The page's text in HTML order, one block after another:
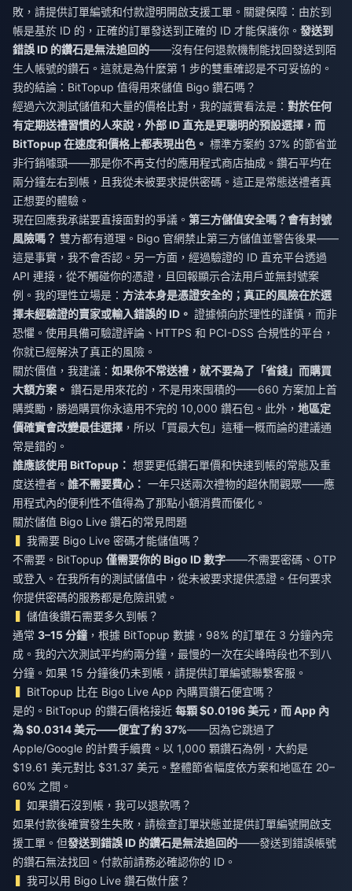
敗，請提供訂單編號和付款證明開啟支援工單。關鍵保障：由於到
帳是基於 ID 的，正確的訂單發送到正確的 ID 才能保護你。 發送到
錯誤 ID 的鑽石是無法追回的——沒有任何退款機制能找回發送到陌
生人帳號的鑽石。這就是為什麼第 1 步的雙重確認是不可妥協的。
我的結論：BitTopup 值得用來儲值 Bigo 鑽石嗎？
經過六次測試儲值和大量的價格比對，我的誠實看法是： 對於任何
有定期送禮習慣的人來說，外部 ID 直充是更聰明的預設選擇，而
BitTopup 在速度和價格上都表現出色。 標準方案約 37% 的節省並
非行銷噱頭——那是你不再支付的應用程式商店抽成。鑽石平均在
兩分鐘左右到帳，且我從未被要求提供密碼。這正是常態送禮者真
正想要的體驗。
現在回應我承諾要直接面對的爭議。 第三方儲值安全嗎？會有封號
風險嗎？ 雙方都有道理。Bigo 官網禁止第三方儲值並警告後果——
這是事實，我不會否認。另一方面，經過驗證的 ID 直充平台透過
API 連接，從不觸碰你的憑證，且回報顯示合法用戶並無封號案
例。我的理性立場是： 方法本身是憑證安全的；真正的風險在於選
擇未經驗證的賣家或輸入錯誤的 ID。 證據傾向於理性的謹慎，而非
恐懼。使用具備可驗證評論、HTTPS 和 PCI-DSS 合規性的平台，
你就已經解決了真正的風險。
關於價值，我建議： 如果你不常送禮，就不要為了「省錢」而購買
大額方案。 鑽石是用來花的，不是用來囤積的——660 方案加上首
購獎勵，勝過購買你永遠用不完的 10,000 鑽石包。此外， 地區定
價確實會改變最佳選擇 ，所以「買最大包」這種一概而論的建議通
常是錯的。
誰應該使用 BitTopup： 想要更低鑽石單價和快速到帳的常態及重
度送禮者。 誰不需要費心： 一年只送兩次禮物的超休閒觀眾——應
用程式內的便利性不值得為了那點小額消費而優化。
關於儲值 Bigo Live 鑽石的常見問題
我需要 Bigo Live 密碼才能儲值嗎？
不需要。BitTopup 僅需要你的 Bigo ID 數字——不需要密碼、OTP
或登入。在我所有的測試儲值中，從未被要求提供憑證。任何要求
你提供密碼的服務都是危險訊號。
儲值後鑽石需要多久到帳？
通常 3–15 分鐘 ，根據 BitTopup 數據，98% 的訂單在 3 分鐘內完
成。我的六次測試平均約兩分鐘，最慢的一次在尖峰時段也不到八
分鐘。如果 15 分鐘後仍未到帳，請提供訂單編號聯繫客服。
BitTopup 比在 Bigo Live App 內購買鑽石便宜嗎？
是的。BitTopup 的鑽石價格接近 每顆 $0.0196 美元，而 App 內
為 $0.0314 美元——便宜了約 37%——因為它跳過了
Apple/Google 的計費手續費。以 1,000 顆鑽石為例，大約是
$19.61 美元對比 $31.37 美元。整體節省幅度依方案和地區在 20–
60% 之間。
如果鑽石沒到帳，我可以退款嗎？
如果付款後確實發生失敗，請檢查訂單狀態並提供訂單編號開啟支
援工單。但發送到錯誤 ID 的鑽石是無法追回的——發送到錯誤帳號
的鑽石無法找回。付款前請務必確認你的 ID。
我可以用 Bigo Live 鑽石做什麼？